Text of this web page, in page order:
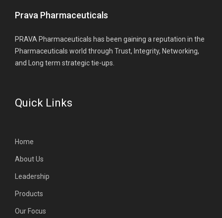
Prava Pharmaceuticals
PRAVA Pharmaceuticals has been gaining a reputation in the
Pharmaceuticals world through Trust, Integrity, Networking,
and Long term strategic tie-ups.
Quick Links
Home
About Us
Leadership
Products
Our Focus